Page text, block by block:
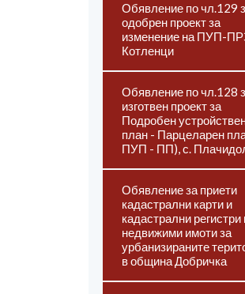
Обявление по чл.129
одобрен проект за
изменение на ПУП-
Котленци
Обявление по чл.128
изготвен проект за
Подробен
план - Парцеларен
ПУП - ПП), с.
Обявление за приети
кадастрални карти и
кадастрални регистри
недвижими имоти за
урбанизираните
в община Добричка